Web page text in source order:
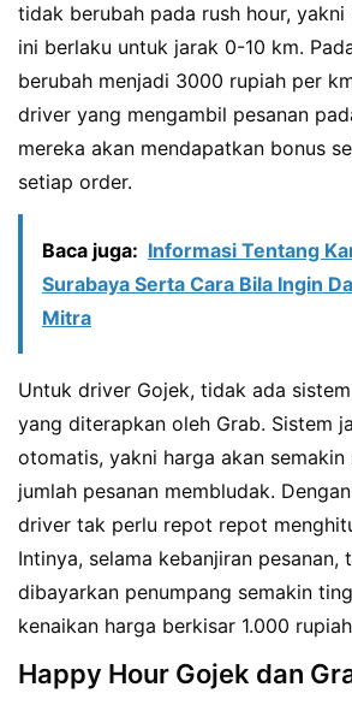
tidak berubah pada rush hour, yakni
ini berlaku untuk jarak 0-10 km.
berubah menjadi 3000 rupiah per
driver yang mengambil pesanan
mereka akan mendapatkan bonus
setiap order.
Baca juga: Informasi Tentang
Surabaya Serta Cara Bila Ingin
Mitra
Untuk driver Gojek, tidak ada
yang diterapkan oleh Grab. Sistem
otomatis, yakni harga akan semakin
jumlah pesanan membludak.
driver tak perlu repot repot
Intinya, selama kebanjiran pesanan,
dibayarkan penumpang semakin
kenaikan harga berkisar 1.000
Happy Hour Gojek dan